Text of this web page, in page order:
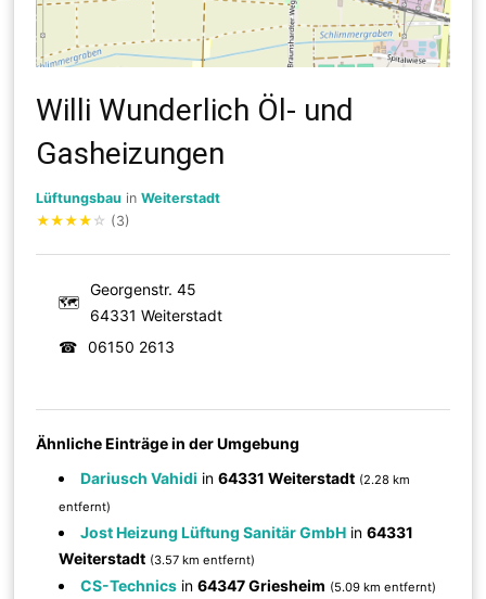
Willi Wunderlich Öl- und
Gasheizungen
Lüftungsbau inWeiterstadt
★★★★ ☆ (3)
🗺
Georgenstr. 45
64331 Weiterstadt
☎
06150 2613
Ähnliche Einträge in der Umgebung
Dariusch Vahidi in64331 Weiterstadt (2.28 km
entfernt)
Jost Heizung Lüftung Sanitär GmbH in64331
Weiterstadt (3.57 km entfernt)
CS-Technics in64347 Griesheim (5.09 km entfernt)